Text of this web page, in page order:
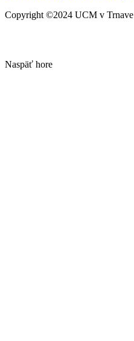
Copyright ©2024 UCM v Trnave
Naspäť hore